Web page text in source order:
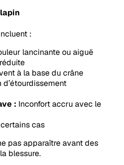
:
lancinante ou aiguë
à la base du crâne
d’étourdissement
: Inconfort accru avec le
cas
pas apparaître avant des
blessure.